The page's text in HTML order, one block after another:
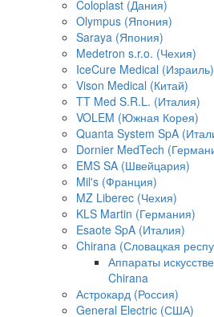
Coloplast (Дания)
Olympus (Япония)
Saraya (Япония)
Medetron s.r.o. (Чехия)
IceCure Medical (Израиль)
Vison Medical (Китай)
TT Med S.R.L. (Италия)
VOLEM (Южная Корея)
Quanta System SpA
Dornier MedTech
EMS SA (Швейцария)
Mil's (Франция)
MZ Liberec (Чехия)
KLS Martin (Германия)
Esaote SpA (Италия)
Chirana (Словацкая
Аппараты
Chirana
Астрокард (Россия)
General Electric (США)